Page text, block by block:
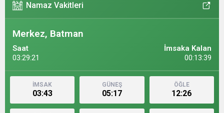
Namaz Vakitleri
Merkez, Batman
Saat
03:29:23
İmsaka Kalan
00:13:37
İMSAK
03:43
GÜNEŞ
05:17
ÖĞLE
12:26